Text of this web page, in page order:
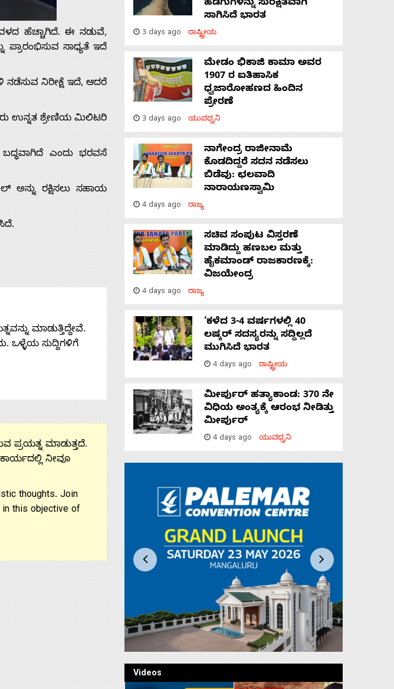
ಹೆಚ್ಚಾಗಿದೆ. ಈ ನಡುವೆ,
ಸಾಧ್ಯತೆ ಇದೆ
ನಡೆಸುವ ನಿರೀಕ್ಷೆ ಇದೆ, ಆದರೆ
ಉನ್ನತ ಶ್ರೇಣಿಯ ಮಿಲಿಟರಿ
ಎಂದು ಭರವಸೆ
ಅನ್ನು ರಕ್ಷಿಸಲು ಸಹಾಯ
ಮಾಡುತ್ತಿದ್ದೇವೆ.
ಒಳ್ಳೆಯ ಸುದ್ದಿಗಳಿಗೆ
ಪ್ರಯತ್ನ ಮಾಡುತ್ತದೆ.
ಕಾರ್ಯದಲ್ಲಿ ನೀವೂ
thoughts. Join
in this objective of
ಹಡಗುಗಳನ್ನು ಸುರಕ್ಷಿತವಾಗಿ
ಸಾಗಿಸಿದೆ ಭಾರತ
3 days ago ರಾಷ್ಟ್ರೀಯ
ಮೇಡಂ ಭಿಕಾಜಿ ಕಾಮಾ ಅವರ
1907 ರ ಐತಿಹಾಸಿಕ
ಧ್ವಜಾರೋಹಣದ ಹಿಂದಿನ
ಪ್ರೇರಣೆ
3 days ago ಯುವಧ್ವನಿ
ನಾಗೇಂದ್ರ ರಾಜೀನಾಮೆ
ಕೊಡದಿದ್ದರೆ ಸದನ ನಡೆಸಲು
ಬಿಡೆವು: ಛಲವಾದಿ
ನಾರಾಯಣಸ್ವಾಮಿ
4 days ago ರಾಜ್ಯ
ಸಚಿವ ಸಂಪುಟ ವಿಸ್ತರಣೆ
ಮಾಡಿದ್ದು ಹಣಬಲ ಮತ್ತು
ಹೈಕಮಾಂಡ್ ರಾಜಕಾರಣಕ್ಕೆ:
ವಿಜಯೇಂದ್ರ
4 days ago ರಾಜ್ಯ
‘ಕಳೆದ 3-4 ವರ್ಷಗಳಲ್ಲಿ 40
ಲಷ್ಕರ್ ಸದಸ್ಯರನ್ನು ಸದ್ದಿಲ್ಲದೆ
ಮುಗಿಸಿದೆ ಭಾರತ
4 days ago ರಾಷ್ಟ್ರೀಯ
ಮೀರ್ಪುರ್ ಹತ್ಯಾಕಾಂಡ: 370 ನೇ
ವಿಧಿಯ ಅಂತ್ಯಕ್ಕೆ ಆರಂಭ ನೀಡಿತ್ತು
ಮೀರ್ಪುರ್
4 days ago ಯುವಧ್ವನಿ
Videos